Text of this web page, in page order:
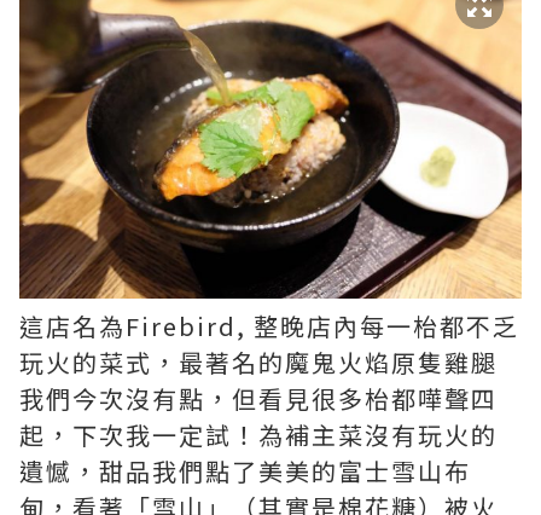
這店名為Firebird, 整晚店內每一枱都不乏
玩火的菜式，最著名的魔鬼火焰原隻雞腿
我們今次沒有點，但看見很多枱都嘩聲四
起，下次我一定試！為補主菜沒有玩火的
遺憾，甜品我們點了美美的富士雪山布
甸，看著「雪山」（其實是棉花糖）被火